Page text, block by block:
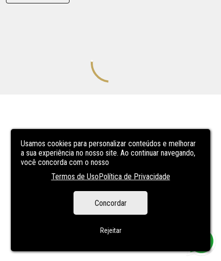
Usamos cookies para personalizar conteúdos e melhorar
a sua experiência no nosso site. Ao continuar navegando,
você concorda com o nosso
Termos de UsoPolítica de Privacidade
Concordar
Rejeitar